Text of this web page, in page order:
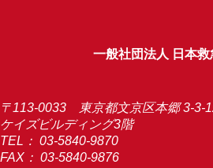
一般社団法人 日本
〒113-0033 東京都文京区本郷 3-3-
ケイズビルディング3階
TEL： 03-5840-9870
FAX： 03-5840-9876